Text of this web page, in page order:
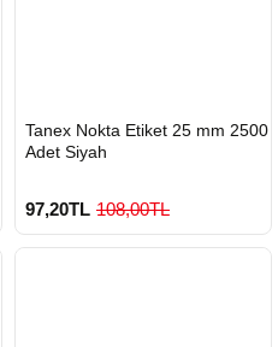
GÖNDERİ
Tanex Nokta Etiket 25 mm 2500
Adet Siyah
97,20TL 108,00TL